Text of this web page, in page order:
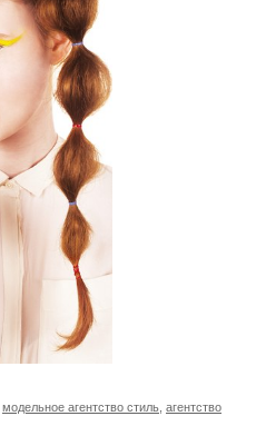
модельное агентство стиль агентство